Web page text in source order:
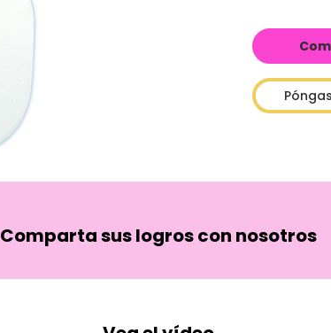
Comparta sus logros con nosotros